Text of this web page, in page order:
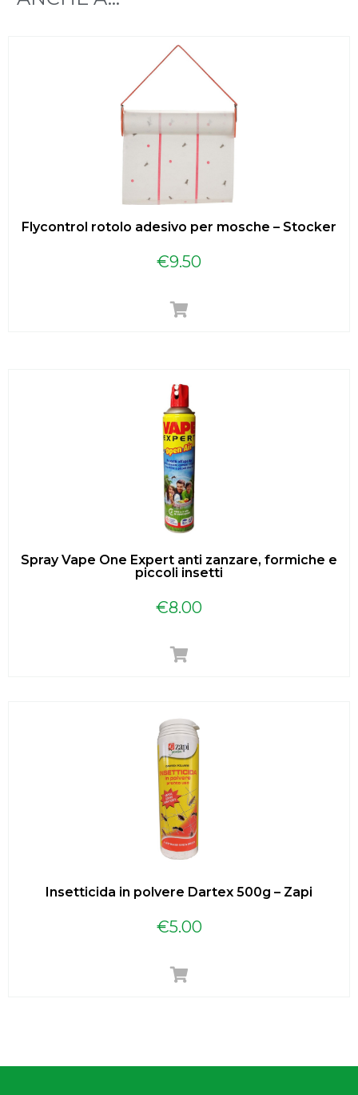
Flycontrol rotolo adesivo per mosche – Stocker
€9.50
Spray Vape One Expert anti zanzare, formiche e
piccoli insetti
€8.00
Insetticida in polvere Dartex 500g – Zapi
€5.00